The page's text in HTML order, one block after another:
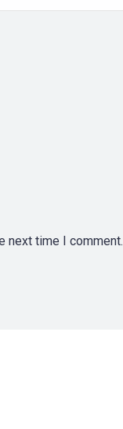
next time I comment.